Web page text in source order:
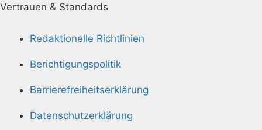
Vertrauen & Standards
Redaktionelle Richtlinien
Berichtigungspolitik
Barrierefreiheitserklärung
Datenschutzerklärung